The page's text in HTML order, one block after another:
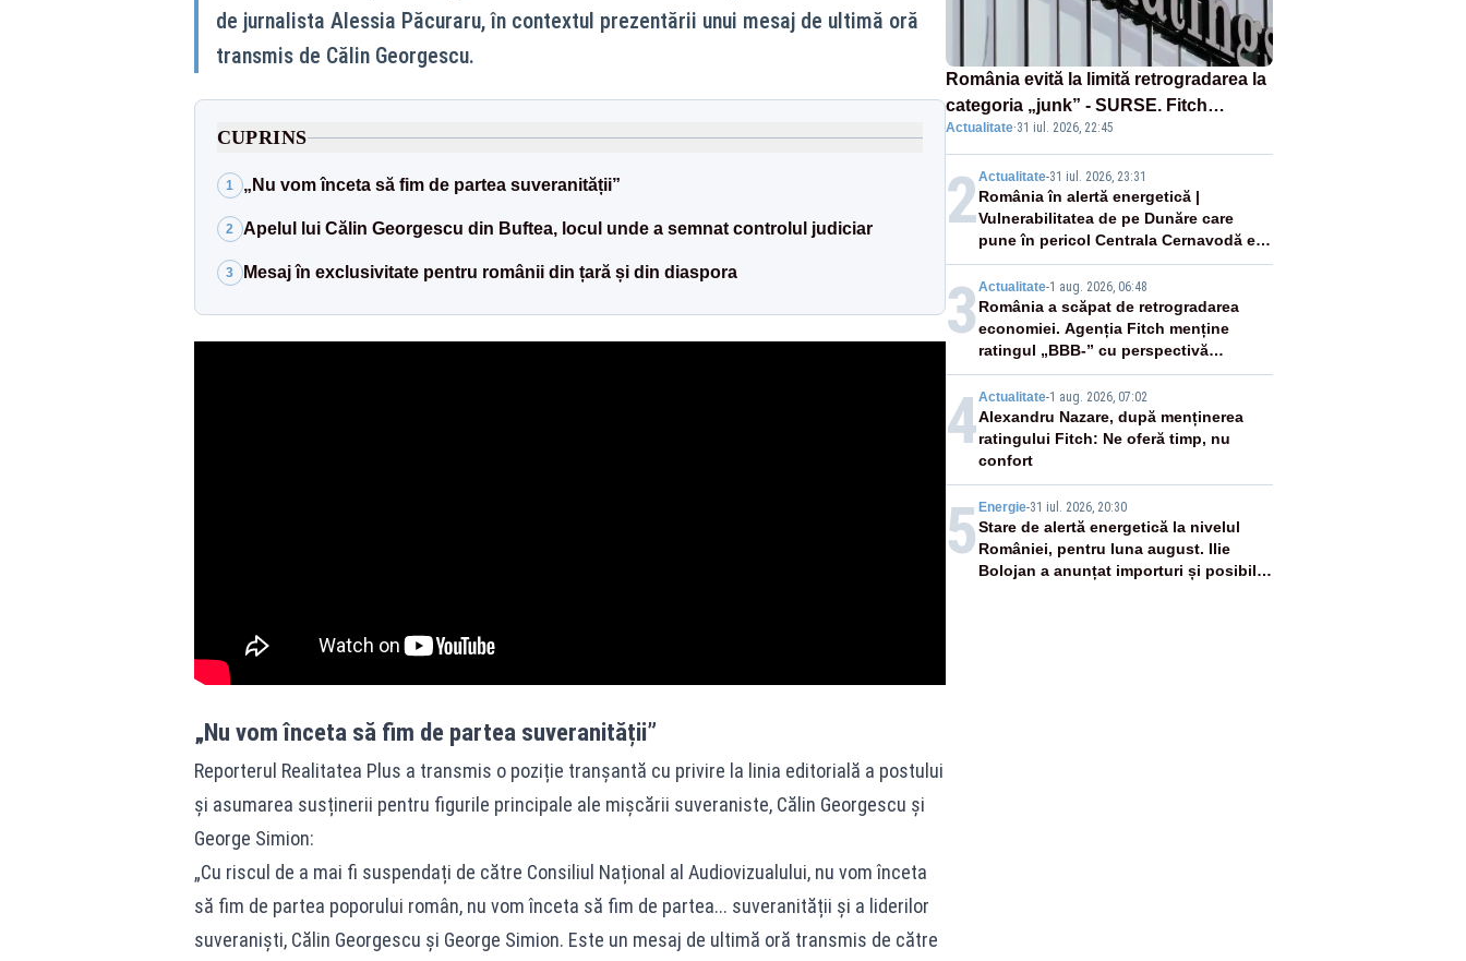
de jurnalista Alessia Păcuraru, în contextul prezentării unui mesaj de ultimă oră
transmis de Călin Georgescu.
CUPRINS
1 „Nu vom înceta să fim de partea suveranității”
2 Apelul lui Călin Georgescu din Buftea, locul unde a semnat controlul judiciar
3 Mesaj în exclusivitate pentru românii din țară și din diaspora
„Nu vom înceta să fim de partea suveranității”
Reporterul Realitatea Plus a transmis o poziție tranșantă cu privire la linia editorială a postului
și asumarea susținerii pentru figurile principale ale mișcării suveraniste, Călin Georgescu și
George Simion:
„Cu riscul de a mai fi suspendați de către Consiliul Național al Audiovizualului, nu vom înceta
să fim de partea poporului român, nu vom înceta să fim de partea... suveranității și a liderilor
suveraniști, Călin Georgescu și George Simion. Este un mesaj de ultimă oră transmis de către
România evită la limită retrogradarea la
categoria „junk” - SURSE. Fitch
menține ratingul BBB-
Actualitate·31 iul. 2026, 22:45
2Actualitate-31 iul. 2026, 23:31
România în alertă energetică |
Vulnerabilitatea de pe Dunăre care
pune în pericol Centrala Cernavodă era
cunoscută de pe vremea lui Ceaușescu
3 Actualitate-1 aug. 2026, 06:48
România a scăpat de retrogradarea
economiei. Agenția Fitch menține
ratingul „BBB-” cu perspectivă
negativă
4Actualitate-1 aug. 2026, 07:02
Alexandru Nazare, după menținerea
ratingului Fitch: Ne oferă timp, nu
confort
5 Energie-31 iul. 2026, 20:30
Stare de alertă energetică la nivelul
României, pentru luna august. Ilie
Bolojan a anunțat importuri și posibile